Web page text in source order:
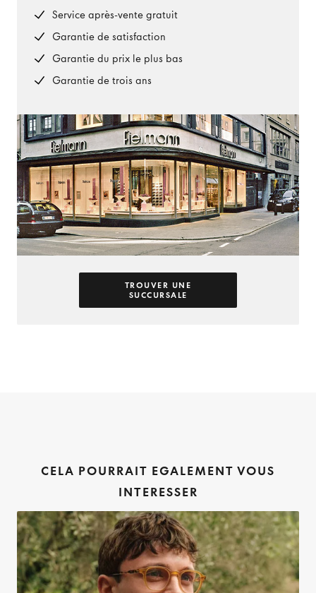
Service après-vente gratuit
Garantie de satisfaction
Garantie du prix le plus bas
Garantie de trois ans
TROUVER UNE
SUCCURSALE
CELA POURRAIT EGALEMENT VOUS
INTERESSER